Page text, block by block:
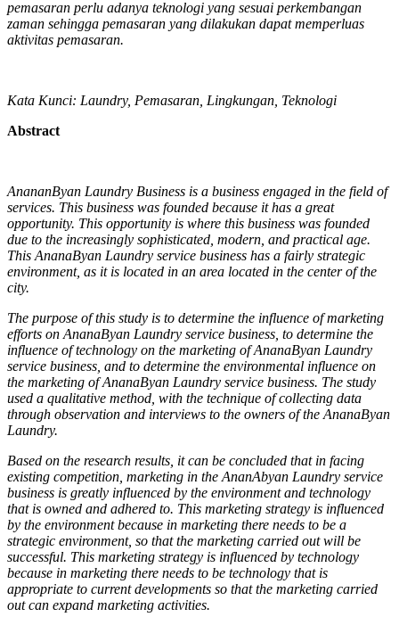
pemasaran perlu adanya teknologi yang sesuai perkembangan
zaman sehingga pemasaran yang dilakukan dapat memperluas
aktivitas pemasaran.
Kata Kunci: Laundry, Pemasaran, Lingkungan, Teknologi
Abstract
AnananByan Laundry Business is a business engaged in the field of
services. This business was founded because it has a great
opportunity. This opportunity is where this business was founded
due to the increasingly sophisticated, modern, and practical age.
This AnanaByan Laundry service business has a fairly strategic
environment, as it is located in an area located in the center of the
city.
The purpose of this study is to determine the influence of marketing
efforts on AnanaByan Laundry service business, to determine the
influence of technology on the marketing of AnanaByan Laundry
service business, and to determine the environmental influence on
the marketing of AnanaByan Laundry service business. The study
used a qualitative method, with the technique of collecting data
through observation and interviews to the owners of the AnanaByan
Laundry.
Based on the research results, it can be concluded that in facing
existing competition, marketing in the AnanAbyan Laundry service
business is greatly influenced by the environment and technology
that is owned and adhered to. This marketing strategy is influenced
by the environment because in marketing there needs to be a
strategic environment, so that the marketing carried out will be
successful. This marketing strategy is influenced by technology
because in marketing there needs to be technology that is
appropriate to current developments so that the marketing carried
out can expand marketing activities.